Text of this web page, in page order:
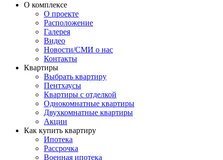
О комплексе
О проекте
Расположение
Галерея
Видео
Новости/СМИ о нас
Контакты
Квартиры
Выбрать квартиру
Пентхаусы
Квартиры с отделкой
Однокомнатные квартиры
Двухкомнатные квартиры
Акции
Как купить квартиру
Ипотека
Рассрочка
Военная ипотека